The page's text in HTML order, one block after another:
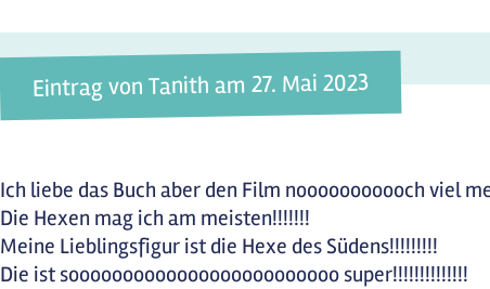
Eintrag von Tanith am 27. Mai 2023
Ich liebe das Buch aber den Film nooooooooooch viel
Die Hexen mag ich am meisten!!!!!!!
Meine Lieblingsfigur ist die Hexe des Südens!!!!!!!!!
Die ist sooooooooooooooooooooooooo super!!!!!!!!!!!!!!